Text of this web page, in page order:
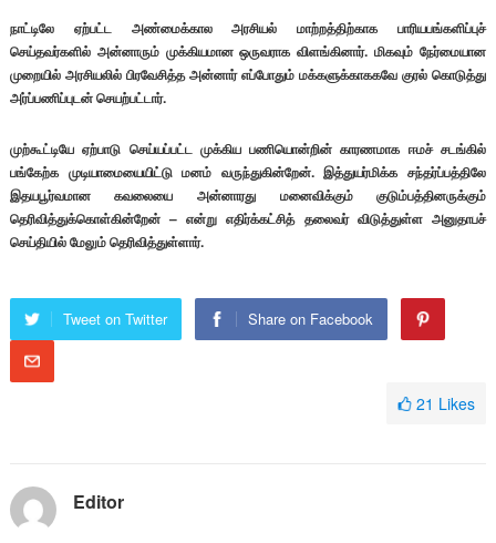
நாட்டிலே ஏற்பட்ட அண்மைக்கால அரசியல் மாற்றத்திற்காக பாரியபங்களிப்புச்
செய்தவர்களில் அன்னாரும் முக்கியமான ஒருவராக விளங்கினார். மிகவும் நேர்மையான
முறையில் அரசியலில் பிரவேசித்த அன்னார் எப்போதும் மக்களுக்காககவே குரல் கொடுத்து
அர்ப்பணிப்புடன் செயற்பட்டார்.
முற்கூட்டியே ஏற்பாடு செய்யப்பட்ட முக்கிய பணியொன்றின் காரணமாக ஈமச் சடங்கில்
பங்கேற்க முடியாமையையிட்டு மனம் வருந்துகின்றேன். இத்துயர்மிக்க சந்தர்ப்பத்திலே
இதயபூர்வமான கவலையை அன்னாரது மனைவிக்கும் குடும்பத்தினருக்கும்
தெரிவித்துக்கொள்கின்றேன் – என்று எதிர்க்கட்சித் தலைவர் விடுத்துள்ள அனுதாபச்
செய்தியில் மேலும் தெரிவித்துள்ளார்.
Tweet on Twitter Share on Facebook
21 Likes
Editor